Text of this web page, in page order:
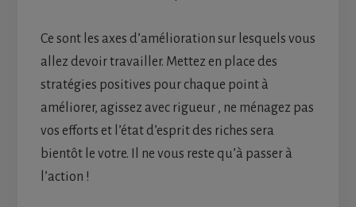
Ce sont les axes d’amélioration sur lesquels vous
allez devoir travailler. Mettez en place des
stratégies positives pour chaque point à
améliorer, agissez avec rigueur , ne ménagez pas
vos efforts et l’état d’esprit des riches sera
bientôt le votre. Il ne vous reste qu’à passer à
l’action !